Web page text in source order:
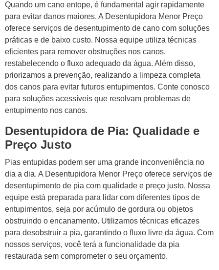
Quando um cano entope, é fundamental agir rapidamente
para evitar danos maiores. A Desentupidora Menor Preço
oferece serviços de desentupimento de cano com soluções
práticas e de baixo custo. Nossa equipe utiliza técnicas
eficientes para remover obstruções nos canos,
restabelecendo o fluxo adequado da água. Além disso,
priorizamos a prevenção, realizando a limpeza completa
dos canos para evitar futuros entupimentos. Conte conosco
para soluções acessíveis que resolvam problemas de
entupimento nos canos.
Desentupidora de Pia: Qualidade e
Preço Justo
Pias entupidas podem ser uma grande inconveniência no
dia a dia. A Desentupidora Menor Preço oferece serviços de
desentupimento de pia com qualidade e preço justo. Nossa
equipe está preparada para lidar com diferentes tipos de
entupimentos, seja por acúmulo de gordura ou objetos
obstruindo o encanamento. Utilizamos técnicas eficazes
para desobstruir a pia, garantindo o fluxo livre da água. Com
nossos serviços, você terá a funcionalidade da pia
restaurada sem comprometer o seu orçamento.